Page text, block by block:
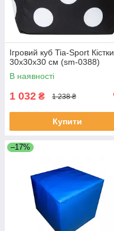
Ігровий куб Tia-Sport Кістки
30х30х30 см (sm-0388)
В наявності
1 032 ₴ 1 238 ₴
Купити
–17%